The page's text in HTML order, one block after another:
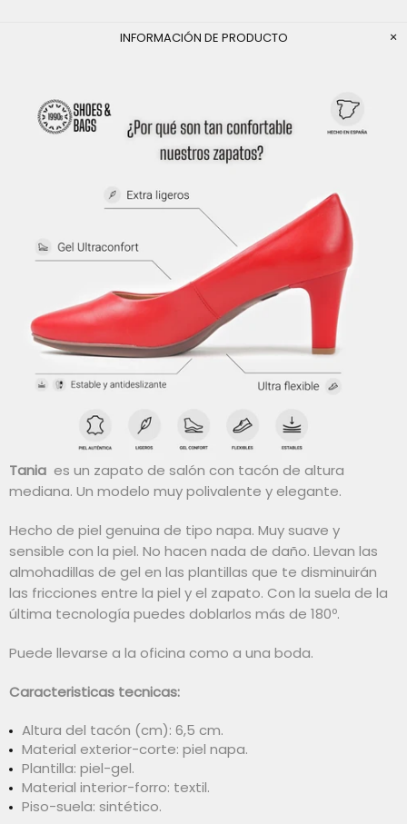
INFORMACIÓN DE PRODUCTO
Tania es un zapato de salón con tacón de altura
mediana. Un modelo muy polivalente y elegante.
Hecho de piel genuina de tipo napa. Muy suave y
sensible con la piel. No hacen nada de daño. Llevan las
almohadillas de gel en las plantillas que te disminuirán
las fricciones entre la piel y el zapato. Con la suela de la
última tecnología puedes doblarlos más de 180º.
Puede llevarse a la oficina como a una boda.
Caracteristicas tecnicas:
Altura del tacón (cm): 6,5 cm.
Material exterior-corte: piel napa.
Plantilla: piel-gel.
Material interior-forro: textil.
Piso-suela: sintético.